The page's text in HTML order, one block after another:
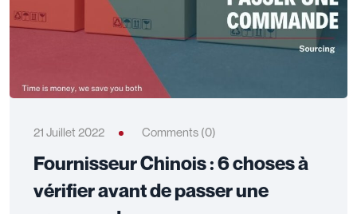
21 Juillet 2022 Comments (0)
Fournisseur Chinois : 6 choses à
vérifier avant de passer une